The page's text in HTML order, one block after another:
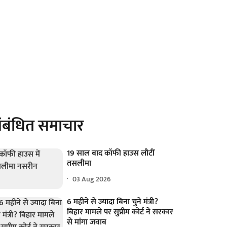
समाचार
19 साल बाद कॉफी हाउस लौटीं
तसलीमा
03 Aug 2026
6 महीने से ज्यादा बिना चुने मंत्री?
बिहार मामले पर सुप्रीम कोर्ट ने सरकार
से मांगा जवाब